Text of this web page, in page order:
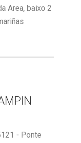
Area, baixo 2
- Ponte